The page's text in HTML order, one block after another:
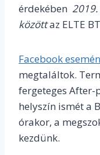
érdekében
közöttaz ELTE
Facebook
megtaláltok.
fergeteges After-
helyszín ismét a
órakor, a
kezdünk.